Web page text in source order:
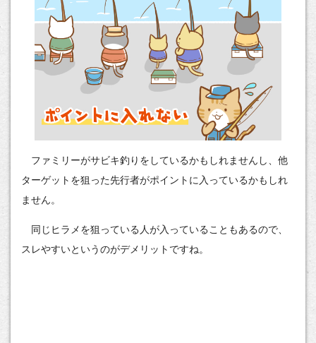
ファミリーがサビキ釣りをしているかもしれませんし、他
ターゲットを狙った先行者がポイントに入っているかもしれ
ません。
同じヒラメを狙っている人が入っていることもあるので、
スレやすいというのがデメリットですね。